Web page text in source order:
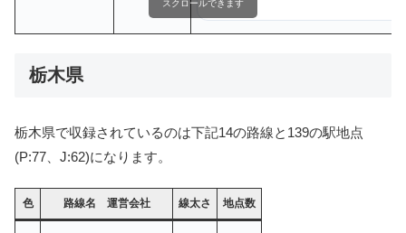
スクロールできます
栃木県
栃木県で収録されているのは下記14の路線と139の駅地点
(P:77、J:62)になります。
色 路線名 運営会社 線太さ 地点数